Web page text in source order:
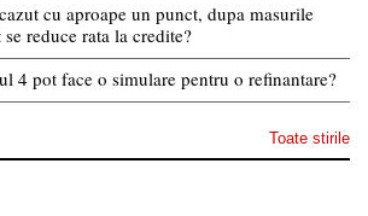
cu aproape un punct, dupa masurile
reduce rata la credite?
4 pot face o simulare pentru o refinantare?
Toate stirile